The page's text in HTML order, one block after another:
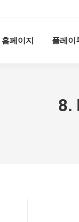
홈페이지 플레이
8.